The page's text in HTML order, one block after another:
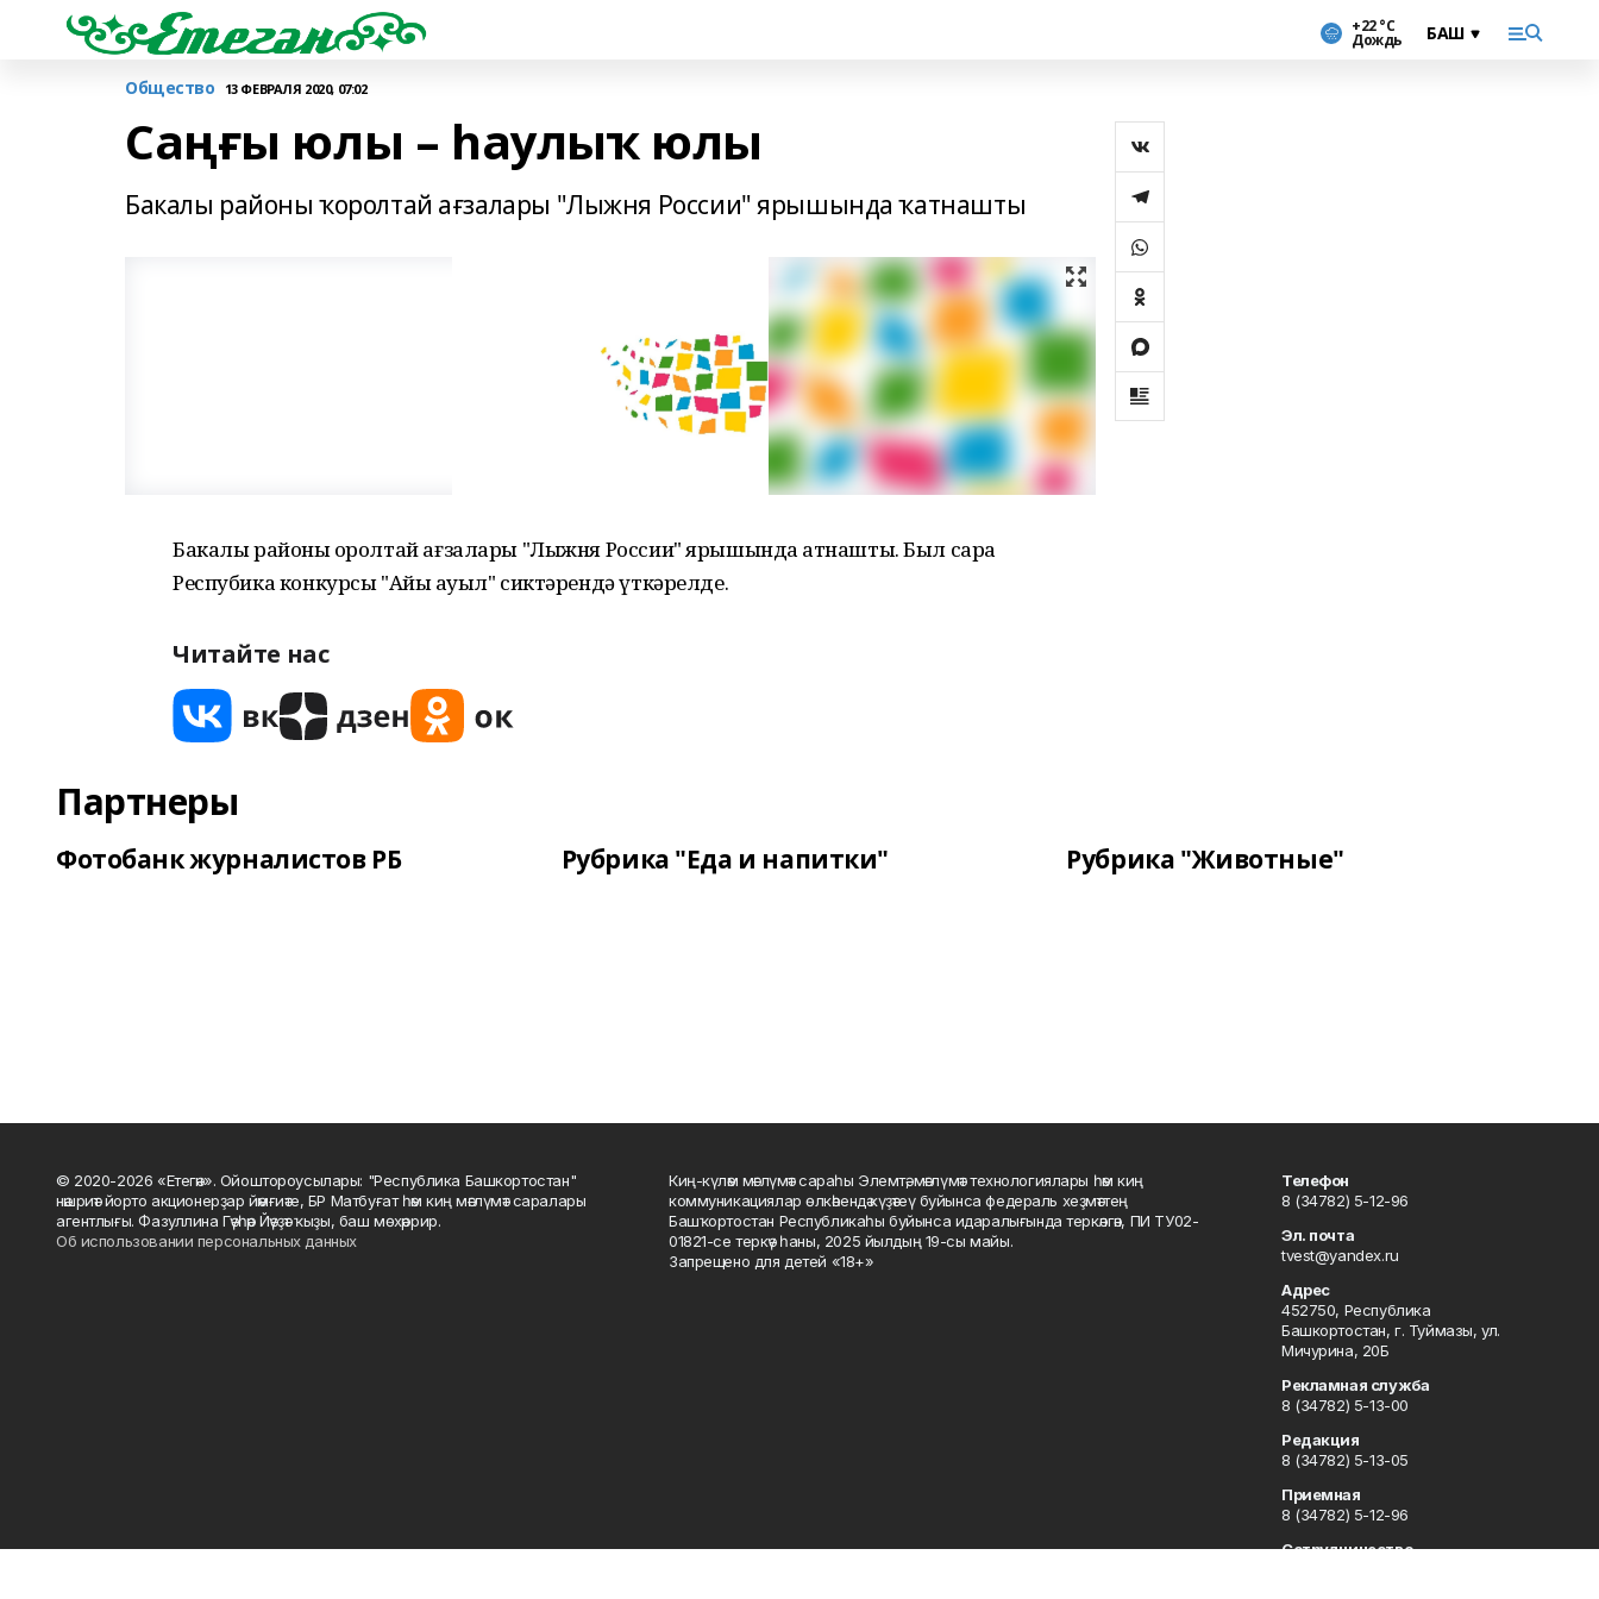
+22 °С
Дождь
Общество 13 ФЕВРАЛЯ 2020, 07:02
Саңғы юлы – һаулыҡ юлы
Бакалы районы ҡоролтай ағзалары "Лыжня России" ярышында ҡатнашты
Бакалы районы ҡоролтай ағзалары "Лыжня России" ярышында ҡатнашты. Был сара
Респубика конкурсы "Айыҡ ауыл" сиктәрендә үткәрелде.
Читайте нас
Партнеры
Фотобанк журналистов РБ Рубрика "Еда и напитки" Рубрика "Животные"
© 2020-2026 «Етегән». Ойоштороусылары: "Республика Башкортостан"
нәшриәт йорто акционерҙар йәмғиәте, БР Матбуғат һәм киң мәғлүмәт саралары
агентлығы. Фазуллина Гәүһәр Йәүҙәт ҡыҙы, баш мөхәррир.
Об использовании персональных данных
Киң-күләм мәғлүмәт сараһы Элемтә, мәғлүмәт технологиялары һәм киң
коммуникациялар өлкәһендә күҙәтеү буйынса федераль хеҙмәттең
Башҡортостан Республикаһы буйынса идаралығында теркәлгән, ПИ ТУ02-
01821-се теркәү һаны, 2025 йылдың 19-сы майы.
Запрещено для детей «18+»
Телефон
8 (34782) 5-12-96
Эл. почта
tvest@yandex.ru
Адрес
452750, Республика
Башкортостан, г. Туймазы, ул.
Мичурина, 20Б
Рекламная служба
8 (34782) 5-13-00
Редакция
8 (34782) 5-13-05
Приемная
8 (34782) 5-12-96
Сотрудничество